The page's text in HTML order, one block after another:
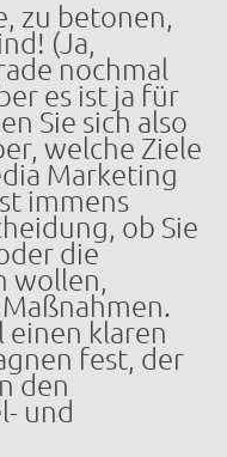
zu betonen,
(Ja,
nochmal
es ist ja für
Sie sich also
welche Ziele
Marketing
immens
ob Sie
die
wollen,
einen klaren
fest, der
den
und